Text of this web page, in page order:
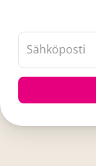
Sähköposti